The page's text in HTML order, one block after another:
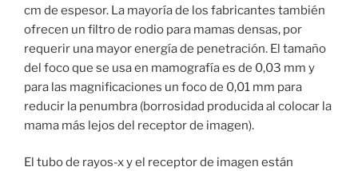
cm de espesor. La mayoría de los fabricantes también
ofrecen un filtro de rodio para mamas densas, por
requerir una mayor energía de penetración. El tamaño
del foco que se usa en mamografía es de 0,03 mm y
para las magnificaciones un foco de 0,01 mm para
reducir la penumbra (borrosidad producida al colocar la
mama más lejos del receptor de imagen).
El tubo de rayos-x y el receptor de imagen están